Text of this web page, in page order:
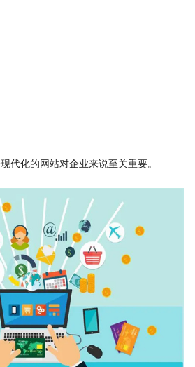
代化的网站对企业来说至关重要。